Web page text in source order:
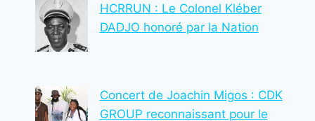
MESSAGE
DE
RENOUVEAU
DU
MINISTRE
HCRRUN : Le Colonel Kléber
DADJO honoré par la Nation
Concert de Joachin Migos : CDK
GROUP reconnaissant pour le